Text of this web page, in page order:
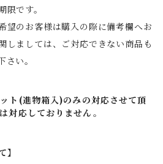
限です。
望のお客様は購入の際に備考欄へお
しましては、ご対応できない商品も
さい。
ト(進物箱入)のみの対応させて頂
対応しておりません。
】